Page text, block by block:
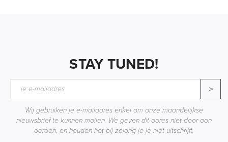
STAY TUNED!
>
Wij gebruiken je e-mailadres enkel om onze maandelijkse
nieuwsbrief te kunnen mailen. We geven dit adres niet door aan
derden, en houden het bij zolang je je niet uitschrijft.